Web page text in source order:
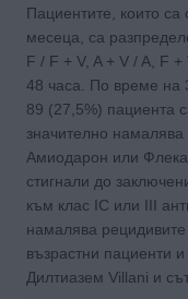
Пациентите, които
месеца, са
F / F + V, A + V / A, F
48 часа. По време на
89 (27,5%) пациента
значително
Амиодарон или
стигнали до
към клас IC или III
намалява
възрастни пациенти
Дилтиазем Villani и